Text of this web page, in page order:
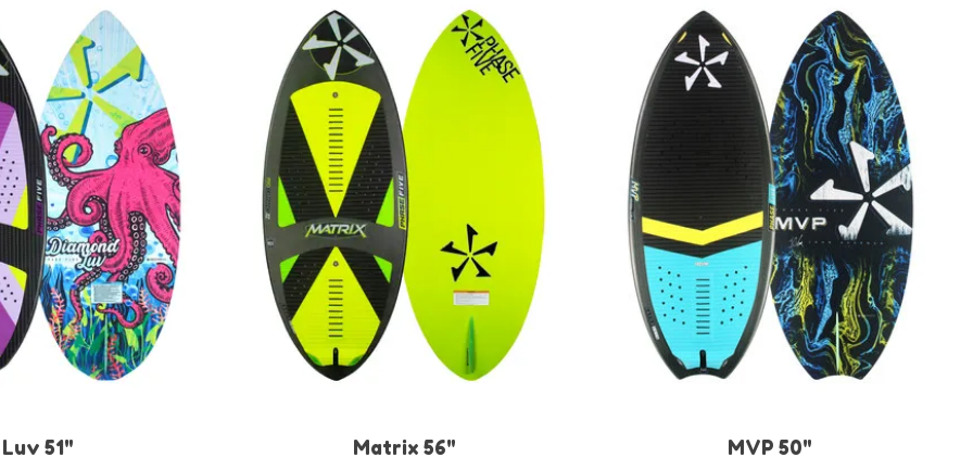
Luv 51"
Matrix 56"
MVP 50"